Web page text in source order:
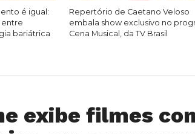
é igual:
entre
bariátrica
Repertório de Caetano Veloso
embala show exclusivo no
Cena Musical, da TV Brasil
exibe filmes